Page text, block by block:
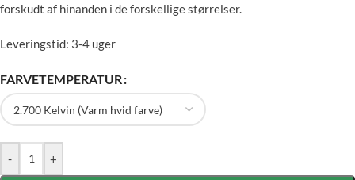
forskudt af hinanden i de forskellige størrelser.
Leveringstid: 3-4 uger
FARVETEMPERATUR
- +